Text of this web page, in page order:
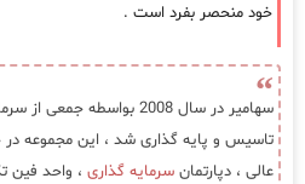
خود منحصر بفرد است .
سهامیر در سال 2008 بواسطه
عالی ، دپارتمان سرمایه گذاری ، واحد